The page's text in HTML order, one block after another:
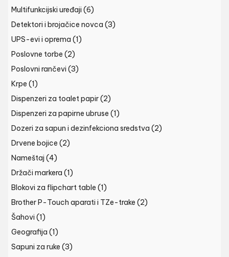
Multifunkcijski uređaji (6)
Detektori i brojačice novca (3)
UPS-evi i oprema (1)
Poslovne torbe (2)
Poslovni rančevi (3)
Krpe (1)
Dispenzeri za toalet papir(2)
Dispenzeri za papirne ubruse (1)
Dozeri za sapun i dezinfekciona sredstva (2)
Drvene bojice (2)
Nameštaj (4)
Držači markera (1)
Blokovi za flipchart table (1)
Brother P-Touch aparati i TZe-trake (2)
Šahovi (1)
Geografija (1)
Sapuni za ruke (3)